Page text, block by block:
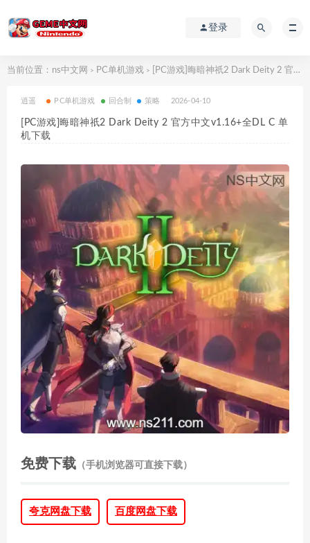
登录
当前位置： ns中文网 > PC单机游戏 > [PC游戏]晦暗神祇2 Dark Deity 2 官方中文v1.16+全DL C 单机下载
逍遥 PC单机游戏 回合制 策略 2026-04-10
[PC游戏]晦暗神祇2 Dark Deity 2 官方中文v1.16+全DL C 单
机下载
免费下载 （手机浏览器可直接下载）
夸克网盘下载 百度网盘下载